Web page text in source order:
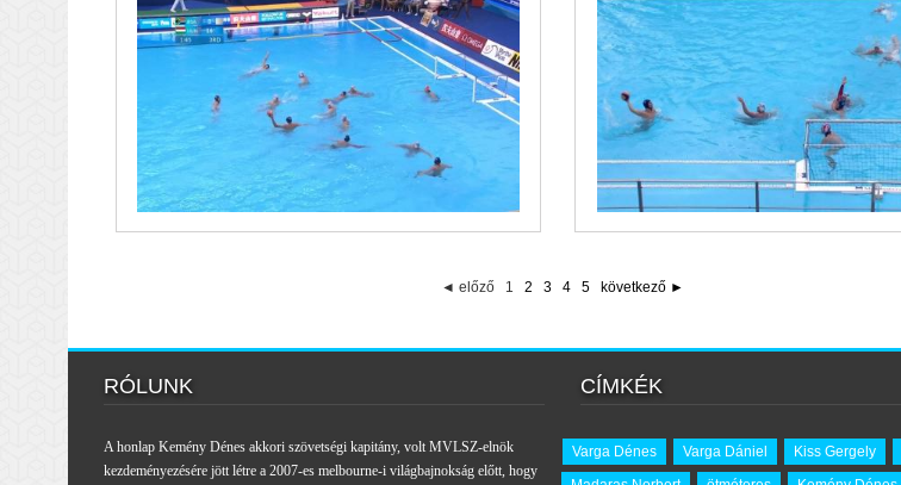
◄ előző 1 2 3 4 5 következő ►
RÓLUNK
A honlap Kemény Dénes akkori szövetségi kapitány, volt MVLSZ-elnök
kezdeményezésére jött létre a 2007-es melbourne-i világbajnokság előtt, hogy
CÍMKÉK
Varga Dénes Varga Dániel Kiss Gergely